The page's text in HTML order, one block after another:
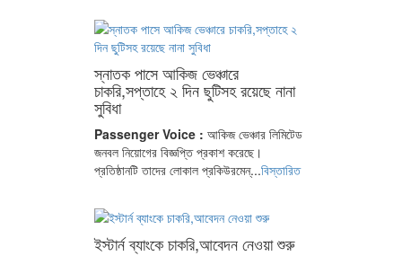
স্নাতক পাসে আকিজ ভেঞ্চারে
চাকরি,সপ্তাহে ২ দিন ছুটিসহ রয়েছে নানা
সুবিধা
Passenger Voice : আকিজ ভেঞ্চার লিমিটেড
জনবল নিয়োগের বিজ্ঞপ্তি প্রকাশ করেছে।
প্রতিষ্ঠানটি তাদের লোকাল প্রকিউরমেন্...বিস্তারিত
ইস্টার্ন ব্যাংকে চাকরি,আবেদন নেওয়া শুরু